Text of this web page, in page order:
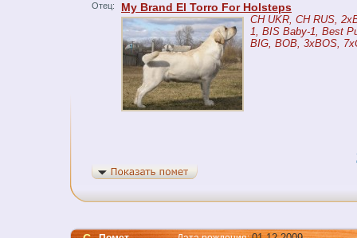
Отец: My Brand El Torro For Holsteps
CH UKR, CH RUS,
1, BIS Baby-1, Best
BIG, BOB, 3xBOS,